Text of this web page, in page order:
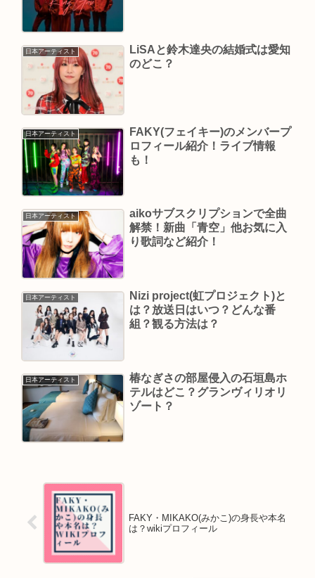
日本アーティスト
LiSAと鈴木達央の結婚式は愛知
のどこ？
日本アーティスト
FAKY(フェイキー)のメンバープ
ロフィール紹介！ライブ情報
も！
日本アーティスト
aikoサブスクリプションで全曲
解禁！新曲「青空」他お気に入
り歌詞など紹介！
日本アーティスト
Nizi project(虹プロジェクト)と
は？放送日はいつ？どんな番
組？観る方法は？
日本アーティスト
椿なぎさの部屋侵入の石垣島ホ
テルはどこ？グランヴィリオリ
ゾート？
FAKY・MIKAKO(みかこ)の身長や本名
は？wikiプロフィール